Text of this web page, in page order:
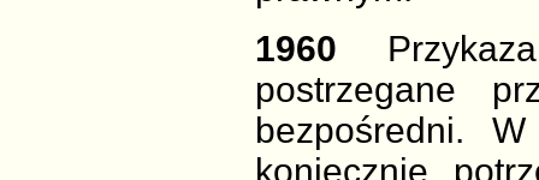
1960
postrzegane
bezpośredni.
koniecznie